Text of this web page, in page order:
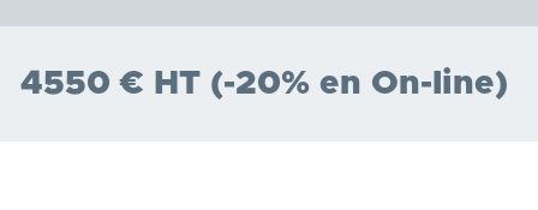
4550 € HT (-20% en On-line)